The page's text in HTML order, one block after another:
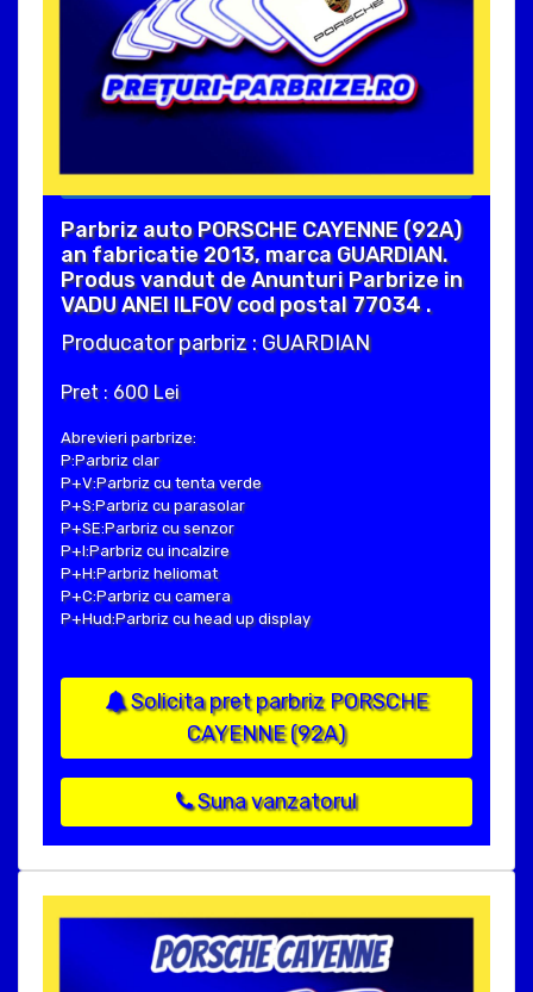
Parbriz auto PORSCHE CAYENNE (92A)
an fabricatie 2013, marca GUARDIAN.
Produs vandut de Anunturi Parbrize in
VADU ANEI ILFOV cod postal 77034 .
Producator parbriz : GUARDIAN
Pret : 600 Lei
Abrevieri parbrize:
P:Parbriz clar
P+V:Parbriz cu tenta verde
P+S:Parbriz cu parasolar
P+SE:Parbriz cu senzor
P+I:Parbriz cu incalzire
P+H:Parbriz heliomat
P+C:Parbriz cu camera
P+Hud:Parbriz cu head up display
Solicita pret parbriz PORSCHE
CAYENNE (92A)
Suna vanzatorul